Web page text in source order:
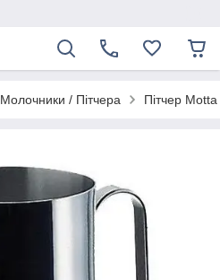
Молочники / Пітчера Пітчер